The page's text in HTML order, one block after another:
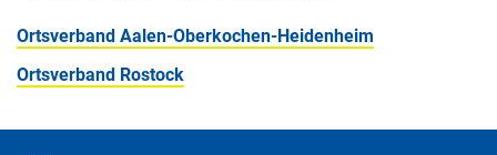
Ortsverband Aalen-Oberkochen-Heidenheim
Ortsverband Rostock